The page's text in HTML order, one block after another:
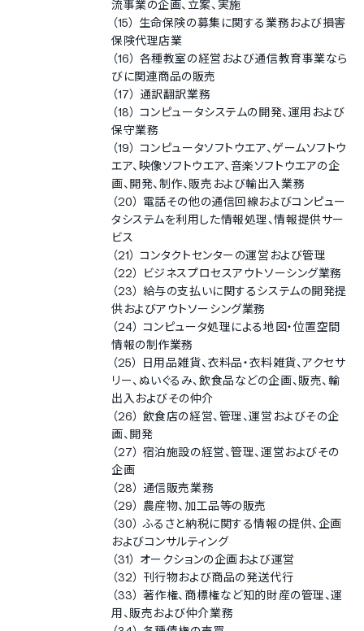
流事業の企画、立案、実施
（15） 生命保険の募集に関する業務および損害
保険代理店業
（16） 各種教室の経営および通信教育事業なら
びに関連商品の販売
（17） 通訳翻訳業務
（18） コンピュータシステムの開発、運用および
保守業務
（19） コンピュータソフトウエア、ゲームソフトウ
エア、映像ソフトウエア、音楽ソフトウエアの企
画、開発、制作、販売および輸出入業務
（20） 電話その他の通信回線およびコンピュー
タシステムを利用した情報処理、情報提供サー
ビス
（21） コンタクトセンターの運営および管理
（22） ビジネスプロセスアウトソーシング業務
（23） 給与の支払いに関するシステムの開発提
供およびアウトソーシング業務
（24） コンピュータ処理による地図・位置空間
情報の制作業務
（25） 日用品雑貨、衣料品・衣料雑貨、アクセサ
リー、ぬいぐるみ、飲食品などの企画、販売、輸
出入およびその仲介
（26） 飲食店の経営、管理、運営およびその企
画、開発
（27） 宿泊施設の経営、管理、運営およびその
企画
（28） 通信販売業務
（29） 農産物、加工品等の販売
（30） ふるさと納税に関する情報の提供、企画
およびコンサルティング
（31） オークションの企画および運営
（32） 刊行物および商品の発送代行
（33） 著作権、商標権など知的財産の管理、運
用、販売および仲介業務